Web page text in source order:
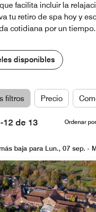
facilita incluir la
tu retiro de spa hoy y
cotidiana por un tiempo.
disponibles
filtros Precio
12 de 13
Ordenar por
baja para Lun., 07 sep. -